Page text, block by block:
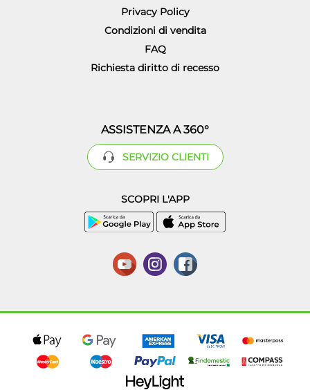
Privacy Policy
Condizioni di vendita
FAQ
Richiesta diritto di recesso
ASSISTENZA A 360°
SERVIZIO CLIENTI
SCOPRI L'APP